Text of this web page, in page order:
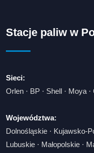
Stacje paliw w
Sieci:
Orlen · BP · Shell · Moya ·
Województwa:
Dolnośląskie · Kujawsko-
Lubuskie · Małopolskie ·